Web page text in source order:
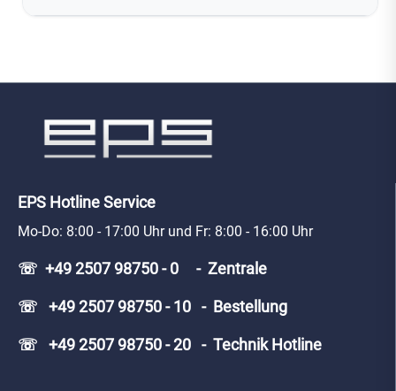
EPS Hotline Service
Mo-Do: 8:00 - 17:00 Uhr und Fr: 8:00 - 16:00 Uhr
☏ +49 2507 98750 - 0 - Zentrale
☏ +49 2507 98750 - 10 - Bestellung
☏ +49 2507 98750 - 20 - Technik Hotline